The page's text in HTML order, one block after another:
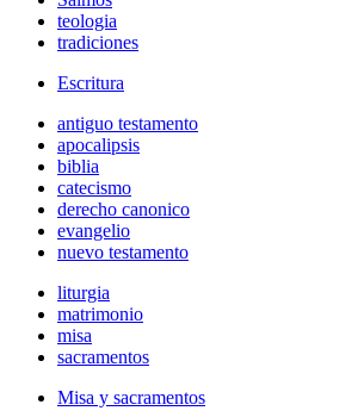
teologia
tradiciones
Escritura
antiguo testamento
apocalipsis
biblia
catecismo
derecho canonico
evangelio
nuevo testamento
liturgia
matrimonio
misa
sacramentos
Misa y sacramentos